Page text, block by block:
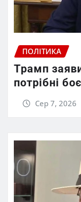
ПОЛІТИКА
Трамп
потрібні
Сер 7, 2026